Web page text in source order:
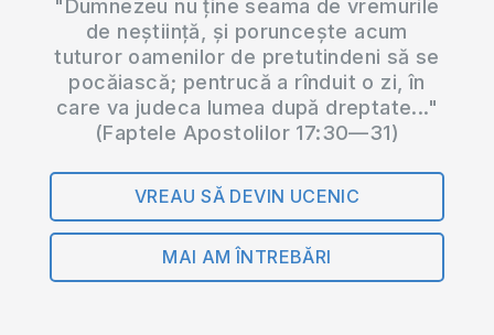
"Dumnezeu nu ține seama de vremurile
de neștiință, și poruncește acum
tuturor oamenilor de pretutindeni să se
pocăiască; pentrucă a rînduit o zi, în
care va judeca lumea după dreptate..."
(Faptele Apostolilor 17:30—31)
VREAU SĂ DEVIN UCENIC
MAI AM ÎNTREBĂRI